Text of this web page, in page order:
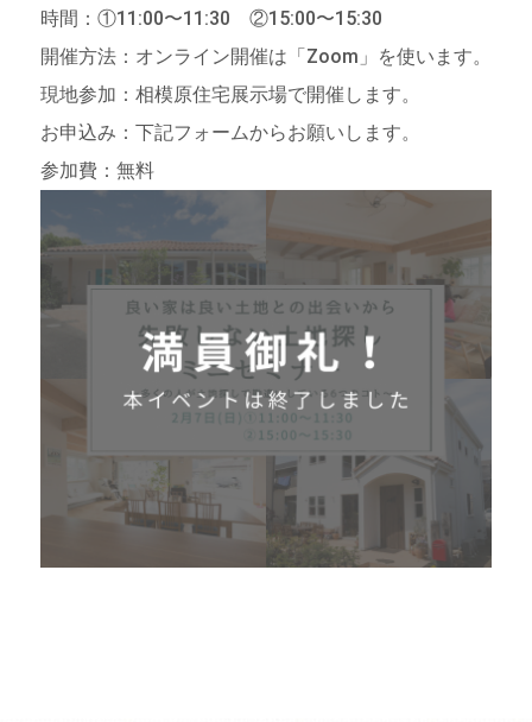
時間：①11:00〜11:30 ②15:00〜15:30
開催方法：オンライン開催は「Zoom」を使います。
現地参加：相模原住宅展示場で開催します。
お申込み：下記フォームからお願いします。
参加費：無料